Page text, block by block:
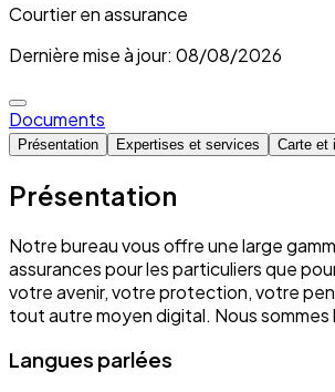
Courtier en assurance
Dernière mise à jour: 08/08/2026
Documents
Présentation Expertises et services Carte et
Présentation
Notre bureau vous offre une large
assurances pour les particuliers que
votre avenir, votre protection, votre
tout autre moyen digital. Nous
Langues parlées